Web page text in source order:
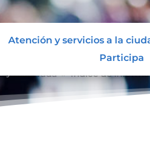
Atención y servicios a la
Participa
reservada Índice de